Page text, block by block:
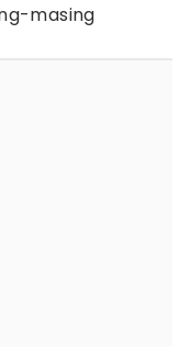
masing